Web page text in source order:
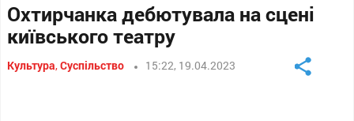
Охтирчанка дебютувала на сцені
київського театру
Культура,Суспільство 15:22, 19.04.2023